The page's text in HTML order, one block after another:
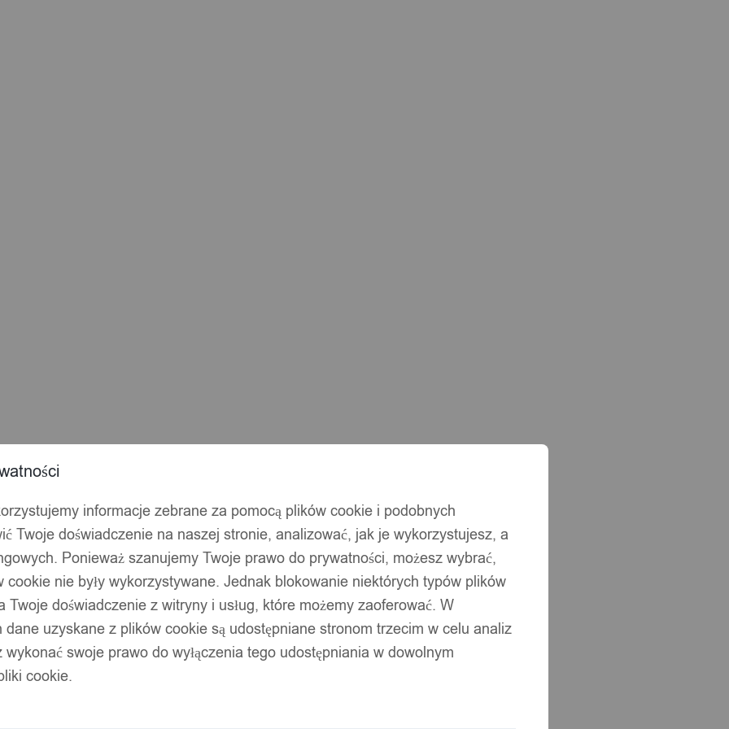
informacje zebrane za pomocą plików cookie i podobnych
Twoje doświadczenie na naszej stronie, analizować, jak je wykorzystujesz, a
Ponieważ szanujemy Twoje prawo do prywatności, możesz wybrać,
cookie nie były wykorzystywane. Jednak blokowanie niektórych typów plików
Twoje doświadczenie z witryny i usług, które możemy zaoferować. W
uzyskane z plików cookie są udostępniane stronom trzecim w celu analiz
swoje prawo do wyłączenia tego udostępniania w dowolnym
cookie.